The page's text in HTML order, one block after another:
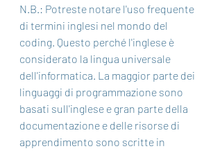
N.B.: Potreste notare l'uso frequente
di termini inglesi nel mondo del
coding. Questo perché l'inglese è
considerato la lingua universale
dell'informatica. La maggior parte dei
linguaggi di programmazione sono
basati sull'inglese e gran parte della
documentazione e delle risorse di
apprendimento sono scritte in